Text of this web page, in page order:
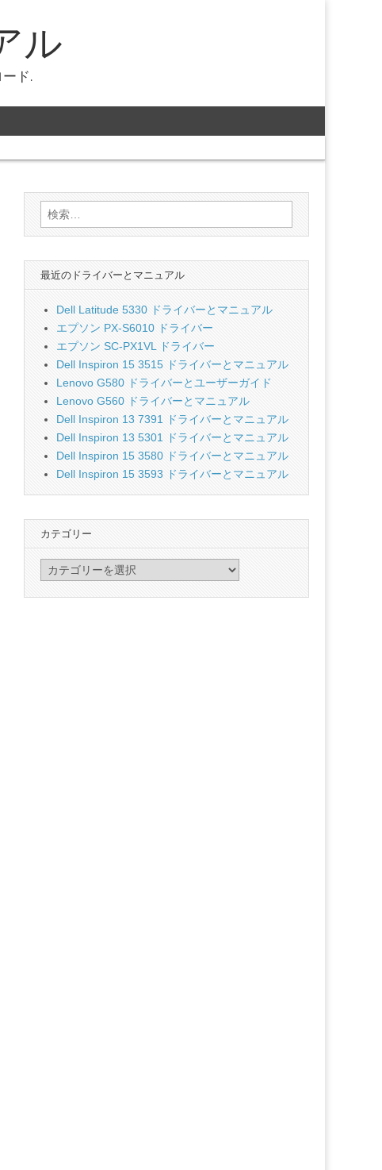
ル
ド.
検
索:
最近のドライバーとマニュアル
Dell Latitude 5330 ドライバーとマニュアル
エプソン PX-S6010 ドライバー
エプソン SC-PX1VL ドライバー
Dell Inspiron 15 3515 ドライバーとマニュアル
Lenovo G580 ドライバーとユーザーガイド
Lenovo G560 ドライバーとマニュアル
Dell Inspiron 13 7391 ドライバーとマニュアル
Dell Inspiron 13 5301 ドライバーとマニュアル
Dell Inspiron 15 3580 ドライバーとマニュアル
Dell Inspiron 15 3593 ドライバーとマニュアル
カテゴリー